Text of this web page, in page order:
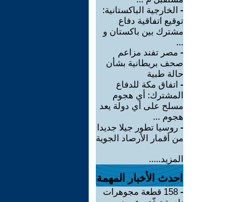
- الخارجية الباكستانية:
توقيع اتفاقية دفاع
مشترك بين باكستان و
...
- مصر تفند مزاعم
صحف بريطانية بشأن
حالة طبية
- ‏اتفاق مكة للدفاع
المشترك: أي هجوم
مسلح على أي دولة يعد
هجوم ...
- روسيا تطور جيلا جديدا
من أقمار الأرصاد الجوية
المزيد.....
احدث الأخبار المهمة
-
158 قطعة مجوهرات